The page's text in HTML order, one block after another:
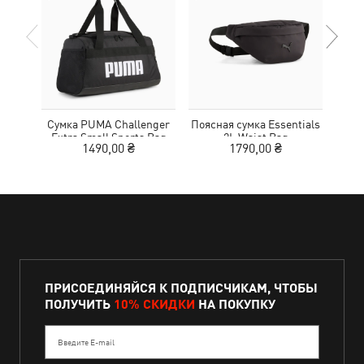
Сумка PUMA Challenger
Extra Small Sports Bag
1490,00 ₴
Поясная сумка Essentials
2L Waist Bag
1790,00 ₴
ПРИСОЕДИНЯЙСЯ К ПОДПИСЧИКАМ, ЧТОБЫ
ПОЛУЧИТЬ 10% СКИДКИ НА ПОКУПКУ
Введите E-mail